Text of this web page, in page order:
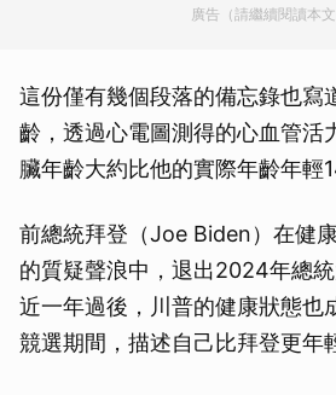
廣告（請繼續閱讀本文
這份僅有幾個段落的備忘錄也寫
齡，透過心電圖測得的心血管活
臟年齡大約比他的實際年齡年輕
前總統拜登（Joe Biden）在健
的質疑聲浪中，退出2024年總
近一年過後，川普的健康狀態也
競選期間，描述自己比拜登更年